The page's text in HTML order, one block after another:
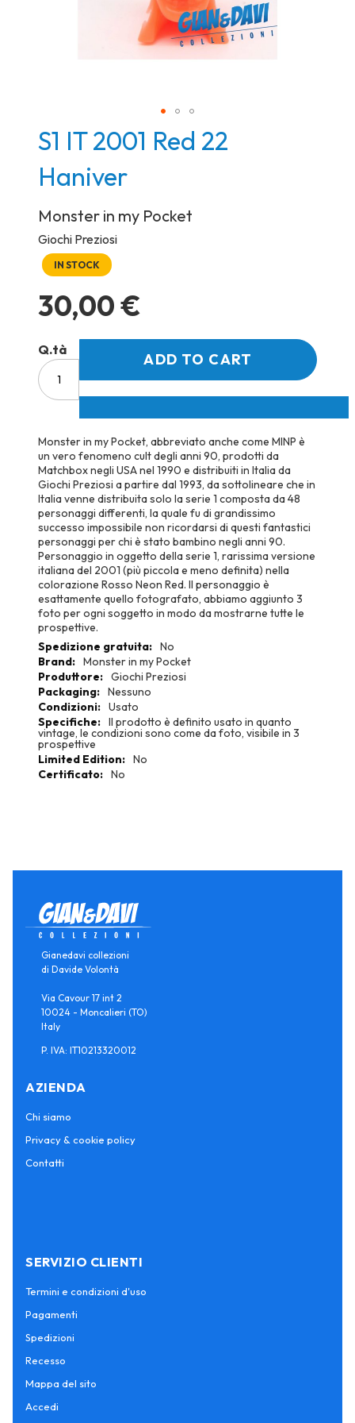
Skip
to
the
of
the
images
gallery
S1 IT 2001 Red 22
Haniver
Monster in my Pocket
Giochi Preziosi
IN STOCK
30,00 €
Q.tà
ADD TO CART
Monster in my Pocket, abbreviato anche come MINP è
un vero fenomeno cult degli anni 90, prodotti da
Matchbox negli USA nel 1990 e distribuiti in Italia da
Giochi Preziosi a partire dal 1993, da sottolineare che in
Italia venne distribuita solo la serie 1 composta da 48
personaggi differenti, la quale fu di grandissimo
successo impossibile non ricordarsi di questi fantastici
personaggi per chi è stato bambino negli anni 90.
Personaggio in oggetto della serie 1, rarissima versione
italiana del 2001 (più piccola e meno definita) nella
colorazione Rosso Neon Red. Il personaggio è
esattamente quello fotografato, abbiamo aggiunto 3
foto per ogni soggetto in modo da mostrarne tutte le
prospettive.
More
Information
No
Monster in my Pocket
Giochi Preziosi
Nessuno
Usato
Il prodotto è definito usato in quanto
vintage, le condizioni sono come da foto, visibile in 3
prospettive
No
No
Gianedavi collezioni
di Davide Volontà
Via Cavour 17 int 2
10024 - Moncalieri (TO)
Italy
P. IVA: IT10213320012
AZIENDA
Chi siamo
Privacy & cookie policy
Contatti
SERVIZIO CLIENTI
Termini e condizioni d'uso
Pagamenti
Spedizioni
Recesso
Mappa del sito
Accedi